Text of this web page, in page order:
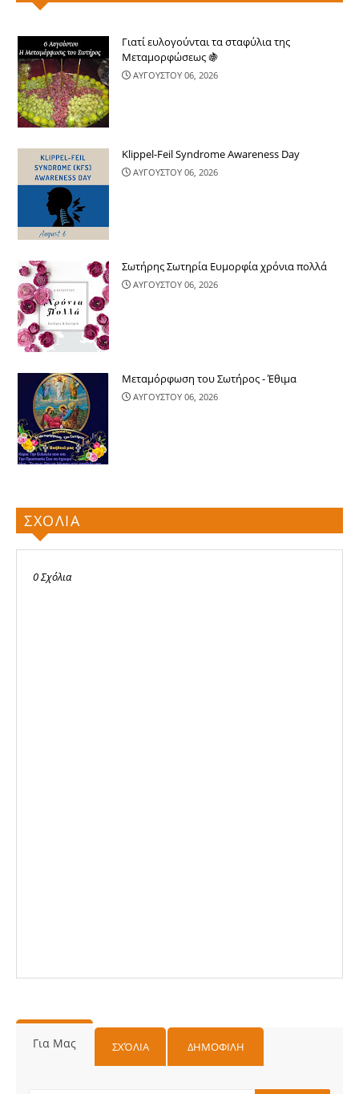
Γιατί ευλογούνται τα σταφύλια της
Μεταμορφώσεως 🍇
ΑΥΓΟΥΣΤΟΥ 06, 2026
Klippel-Feil Syndrome Awareness Day
ΑΥΓΟΥΣΤΟΥ 06, 2026
Σωτήρης Σωτηρία Ευμορφία χρόνια πολλά
ΑΥΓΟΥΣΤΟΥ 06, 2026
Μεταμόρφωση του Σωτήρος - Έθιμα
ΑΥΓΟΥΣΤΟΥ 06, 2026
ΣΧΟΛΙΑ
0 Σχόλια
Για Μας ΣΧΌΛΙΑ ΔΗΜΟΦΙΛΗ